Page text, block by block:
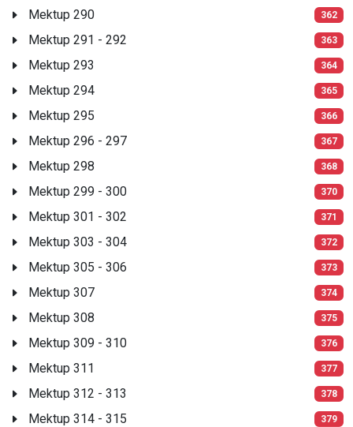
Mektup 290 362
Mektup 291 - 292 363
Mektup 293 364
Mektup 294 365
Mektup 295 366
Mektup 296 - 297 367
Mektup 298 368
Mektup 299 - 300 370
Mektup 301 - 302 371
Mektup 303 - 304 372
Mektup 305 - 306 373
Mektup 307 374
Mektup 308 375
Mektup 309 - 310 376
Mektup 311 377
Mektup 312 - 313 378
Mektup 314 - 315 379